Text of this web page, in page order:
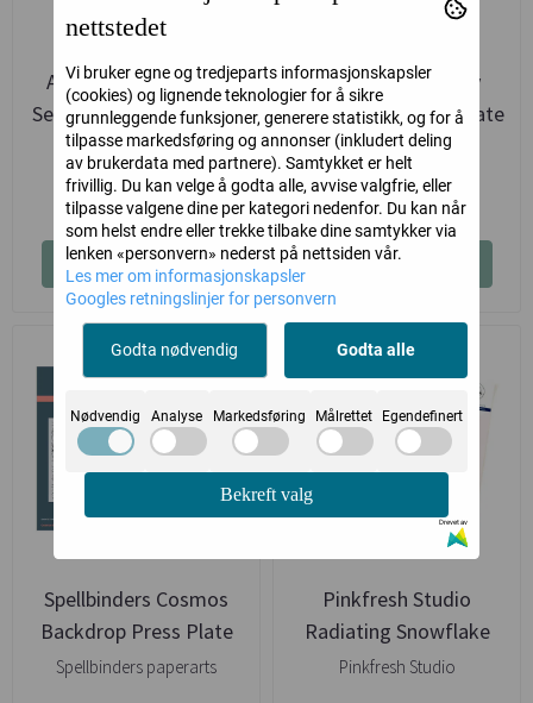
Altenew Celebration
Sentiments Press Plate
& Die ...
Altenew
349,-
Kjøp
Spellbinders Peony
Background Press Plate
Spellbinders paperarts
349,-
Kjøp
Spellbinders Cosmos
Backdrop Press Plate
Bundle
Spellbinders paperarts
Pinkfresh Studio
Radiating Snowflake
press plate
Pinkfresh Studio
nettstedet
Vi bruker egne og tredjeparts informasjonskapsler
(cookies) og lignende teknologier for å sikre
grunnleggende funksjoner, generere statistikk, og for å
tilpasse markedsføring og annonser (inkludert deling
av brukerdata med partnere). Samtykket er helt
frivillig. Du kan velge å godta alle, avvise valgfrie, eller
tilpasse valgene dine per kategori nedenfor. Du kan når
som helst endre eller trekke tilbake dine samtykker via
lenken «personvern» nederst på nettsiden vår.
Les mer om informasjonskapsler
Googles retningslinjer for personvern
Godta nødvendig Godta alle
Nødvendig Analyse Markedsføring Målrettet Egendefinert
Bekreft valg
Drevet av